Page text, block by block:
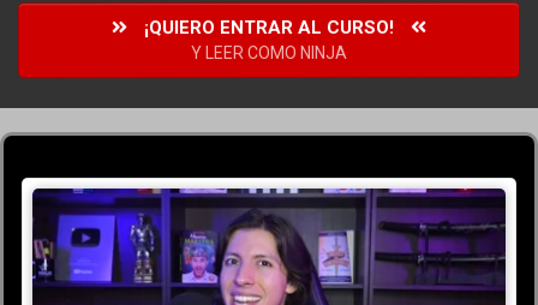
¡QUIERO ENTRAR AL CURSO!
Y LEER COMO NINJA